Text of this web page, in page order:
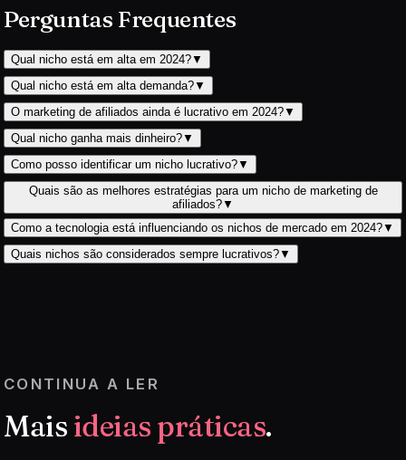
Perguntas Frequentes
Qual nicho está em alta em 2024?▼
Qual nicho está em alta demanda?▼
O marketing de afiliados ainda é lucrativo em 2024?▼
Qual nicho ganha mais dinheiro?▼
Como posso identificar um nicho lucrativo?▼
Quais são as melhores estratégias para um nicho de marketing de
afiliados?▼
Como a tecnologia está influenciando os nichos de mercado em 2024?▼
Quais nichos são considerados sempre lucrativos?▼
CONTINUA A LER
Mais ideias práticas.